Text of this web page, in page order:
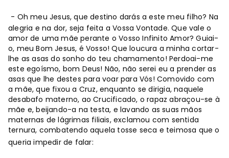
- Oh meu Jesus, que destino darás a este meu filho? Na
alegria e na dor, seja feita a Vossa Vontade. Que vale o
amor de uma mãe perante o Vosso Infinito Amor? Guiai-
o, meu Bom Jesus, é Vosso! Que loucura a minha cortar-
lhe as asas do sonho do teu chamamento! Perdoai-me
este egoísmo, bom Deus! Não, não serei eu a prender as
asas que lhe destes para voar para Vós! Comovido com
a mãe, que fixou a Cruz, enquanto se dirigia, naquele
desabafo materno, ao Crucificado, o rapaz abraçou-se à
mãe e, beijando-a na testa, e lavando as suas mãos
maternas de lágrimas filiais, exclamou com sentida
ternura, combatendo aquela tosse seca e teimosa que o
queria impedir de falar: